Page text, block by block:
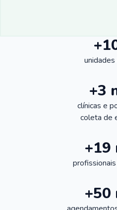
unidades
+3
clínicas e
coleta de
+19
+50